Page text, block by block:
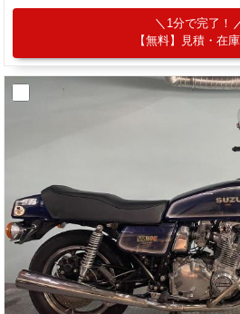
1分で完了！
【無料】見積・在